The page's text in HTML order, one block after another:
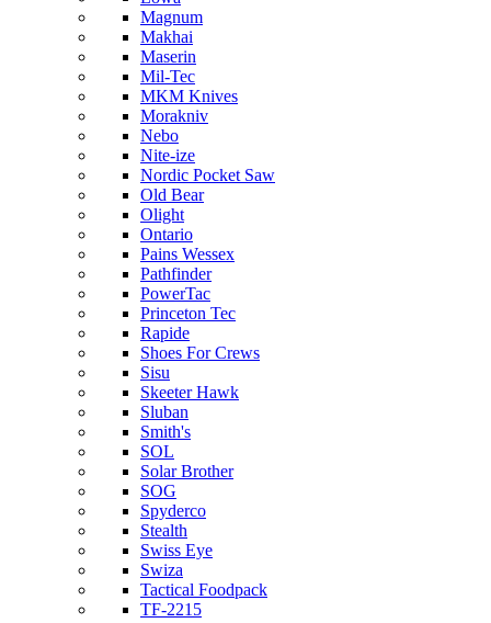
Magnum
Makhai
Maserin
Mil-Tec
MKM Knives
Morakniv
Nebo
Nite-ize
Nordic Pocket Saw
Old Bear
Olight
Ontario
Pains Wessex
Pathfinder
PowerTac
Princeton Tec
Rapide
Shoes For Crews
Sisu
Skeeter Hawk
Sluban
Smith's
SOL
Solar Brother
SOG
Spyderco
Stealth
Swiss Eye
Swiza
Tactical Foodpack
TF-2215